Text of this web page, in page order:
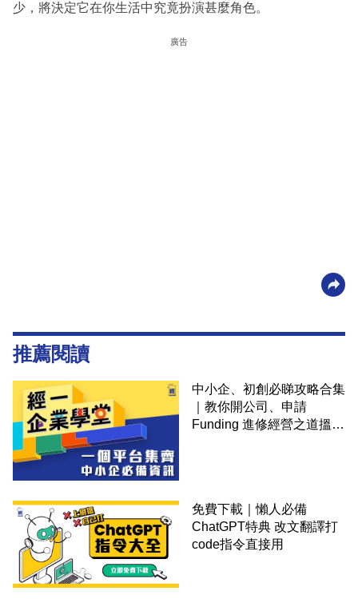
少，將決定它在你生活中究竟扮演甚麼角色。
廣告
推薦閱讀
中小企、初創必睇攻略合集
｜教你開公司、申請
Funding 進修經營之道搵大
免費下載｜懶人必備
ChatGPT特典 改文翻譯打
code指令直接用